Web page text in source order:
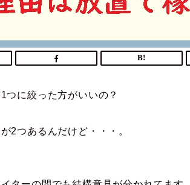
つに絞った方がいいの？
2つあるんだけど・・・。